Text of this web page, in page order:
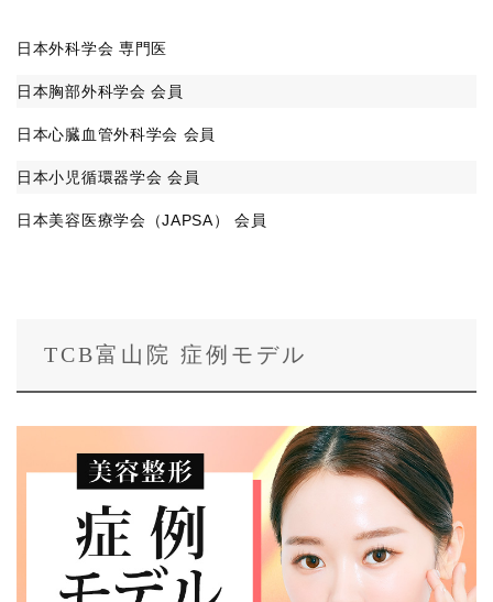
日本外科学会 専門医
日本胸部外科学会 会員
日本心臓血管外科学会 会員
日本小児循環器学会 会員
日本美容医療学会（JAPSA） 会員
TCB富山院 症例モデル